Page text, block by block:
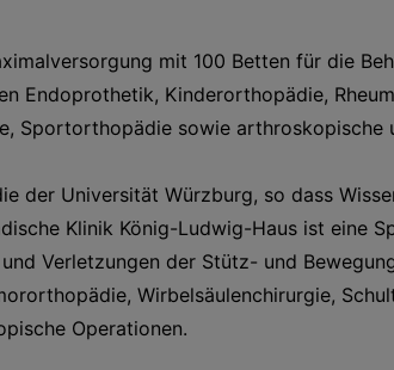
mit 100 Betten für die
Endoprothetik, Kinderorthopädie,
Sportorthopädie sowie arthroskopische
der Universität Würzburg, so dass
Klinik König-Ludwig-Haus ist eine
Verletzungen der Stütz- und
Wirbelsäulenchirurgie,
Operationen.